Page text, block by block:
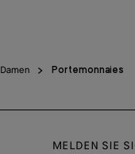
Damen Portemonnaies
MELDEN SIE